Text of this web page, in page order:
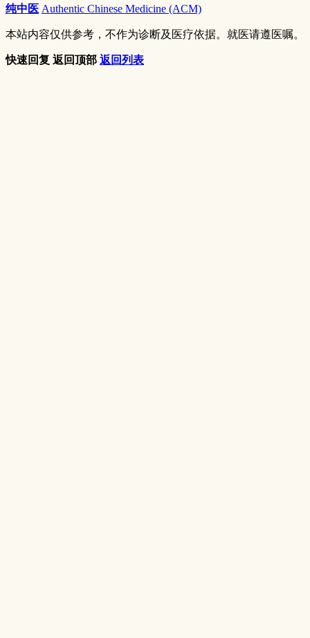
纯中医 Authentic Chinese Medicine (ACM)
本站内容仅供参考，不作为诊断及医疗依据。就医请遵医嘱。
快速回复 返回顶部 返回列表